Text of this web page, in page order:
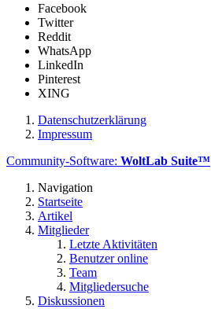
Facebook
Twitter
Reddit
WhatsApp
LinkedIn
Pinterest
XING
Datenschutzerklärung
Impressum
Community-Software: WoltLab Suite™
Navigation
Startseite
Artikel
Mitglieder
Letzte Aktivitäten
Benutzer online
Team
Mitgliedersuche
Diskussionen